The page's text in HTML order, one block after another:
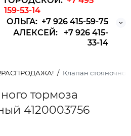
159-53-14
ОЛЬГА: +7 926 415-59-75
АЛЕКСЕЙ: +7 926 415-
33-14
!РАСПРОДАЖА! Клапан
тормоза
4120003756